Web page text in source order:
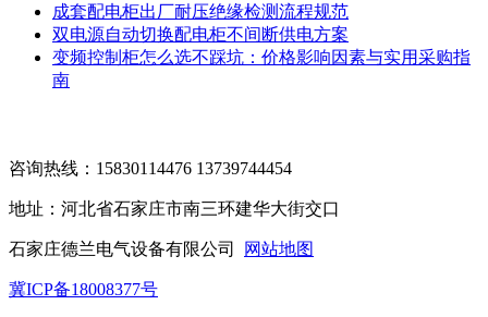
成套配电柜出厂耐压绝缘检测流程规范
双电源自动切换配电柜不间断供电方案
变频控制柜怎么选不踩坑：价格影响因素与实用采购指
南
咨询热线：15830114476 13739744454
地址：河北省石家庄市南三环建华大街交口
石家庄德兰电气设备有限公司 网站地图
冀ICP备18008377号